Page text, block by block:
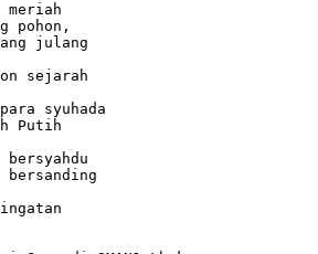
meriah
pohon,
julang
sejarah
syuhada
Putih
bersyahdu
bersanding